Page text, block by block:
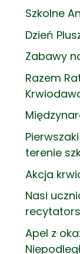
Szkolne
Dzień
Zabawy
Razem
terenie
Akcja
Nasi
Apel z